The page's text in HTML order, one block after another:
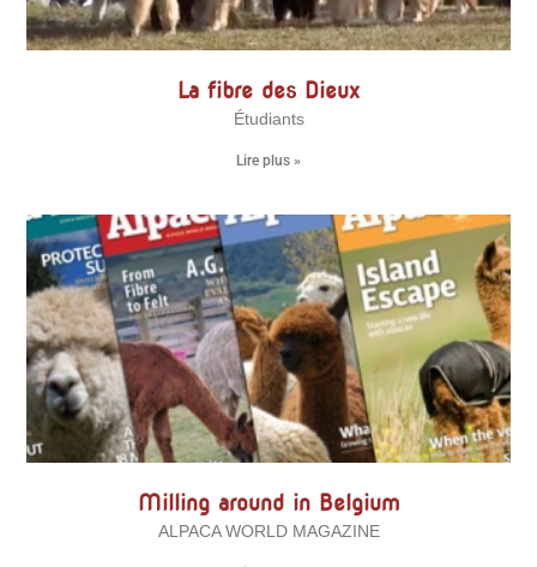
La fibre des Dieux
Étudiants
Lire plus »
Milling around in Belgium
ALPACA WORLD MAGAZINE